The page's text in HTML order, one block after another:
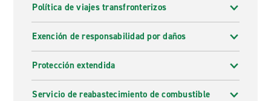
Política de viajes transfronterizos
Exención de responsabilidad por daños
Protección extendida
Servicio de reabastecimiento de combustible